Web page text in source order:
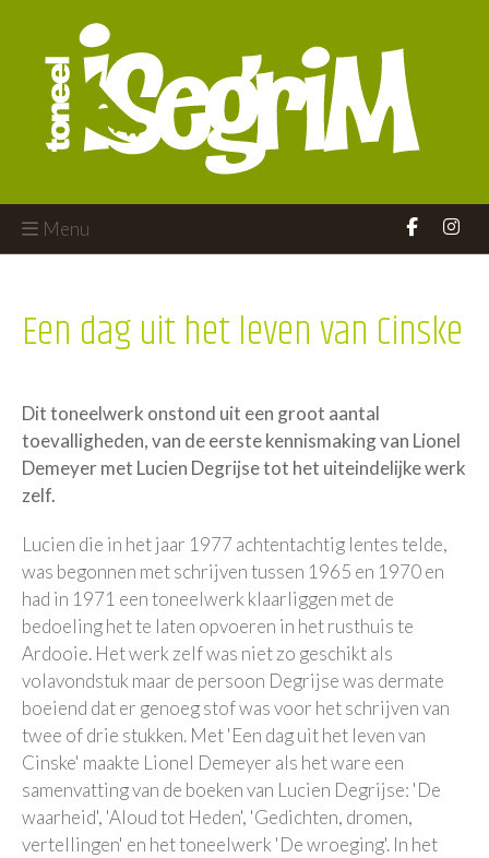
Menu
Een dag uit het leven van Cinske
Dit toneelwerk onstond uit een groot aantal
toevalligheden, van de eerste kennismaking van Lionel
Demeyer met Lucien Degrijse tot het uiteindelijke werk
zelf.
Lucien die in het jaar 1977 achtentachtig lentes telde,
was begonnen met schrijven tussen 1965 en 1970 en
had in 1971 een toneelwerk klaarliggen met de
bedoeling het te laten opvoeren in het rusthuis te
Ardooie. Het werk zelf was niet zo geschikt als
volavondstuk maar de persoon Degrijse was dermate
boeiend dat er genoeg stof was voor het schrijven van
twee of drie stukken. Met 'Een dag uit het leven van
Cinske' maakte Lionel Demeyer als het ware een
samenvatting van de boeken van Lucien Degrijse: 'De
waarheid', 'Aloud tot Heden', 'Gedichten, dromen,
vertellingen' en het toneelwerk 'De wroeging'. In het